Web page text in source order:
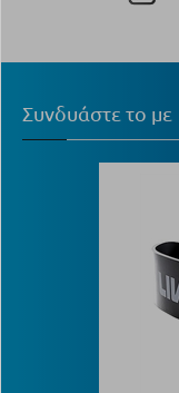
Συνδυάστε το με